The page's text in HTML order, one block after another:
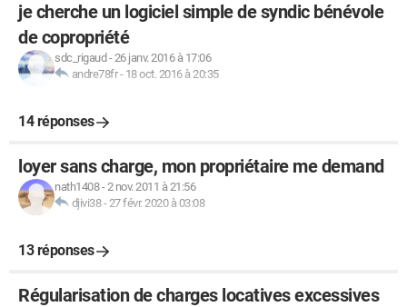
je cherche un logiciel simple de syndic bénévole
de copropriété
sdc_rigaud -26 janv. 2016 à 17:06
andre78fr- 18 oct. 2016 à 20:35
14 réponses
loyer sans charge, mon propriétaire me demand
nath1408-2 nov. 2011 à 21:56
djivi38-27 févr. 2020 à 03:08
13 réponses
Régularisation de charges locatives excessives